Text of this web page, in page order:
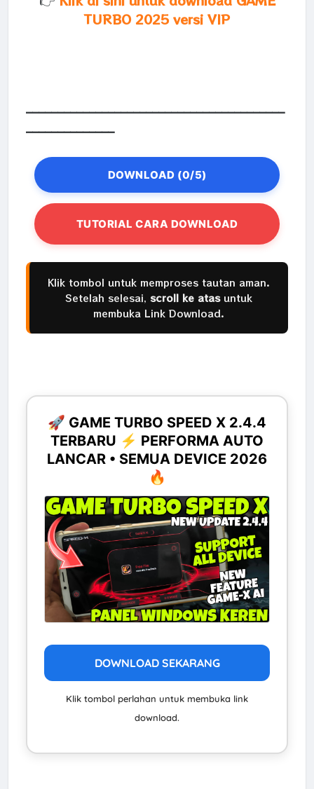
TURBO 2025 versi VIP
DOWNLOAD (0/5)
TUTORIAL CARA DOWNLOAD
Klik tombol untuk memproses tautan aman.
Setelah selesai, scroll ke atasuntuk
membuka Link Download.
🚀 GAME TURBO SPEED X 2.4.4
TERBARU ⚡ PERFORMA AUTO
LANCAR • SEMUA DEVICE 2026
🔥
DOWNLOAD SEKARANG
Klik tombol perlahan untuk membuka link
download.